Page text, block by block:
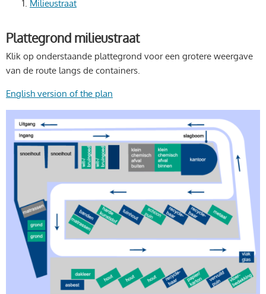
Milieustraat
Plattegrond milieustraat
Klik op onderstaande plattegrond voor een grotere weergave
van de route langs de containers.
English version of the plan